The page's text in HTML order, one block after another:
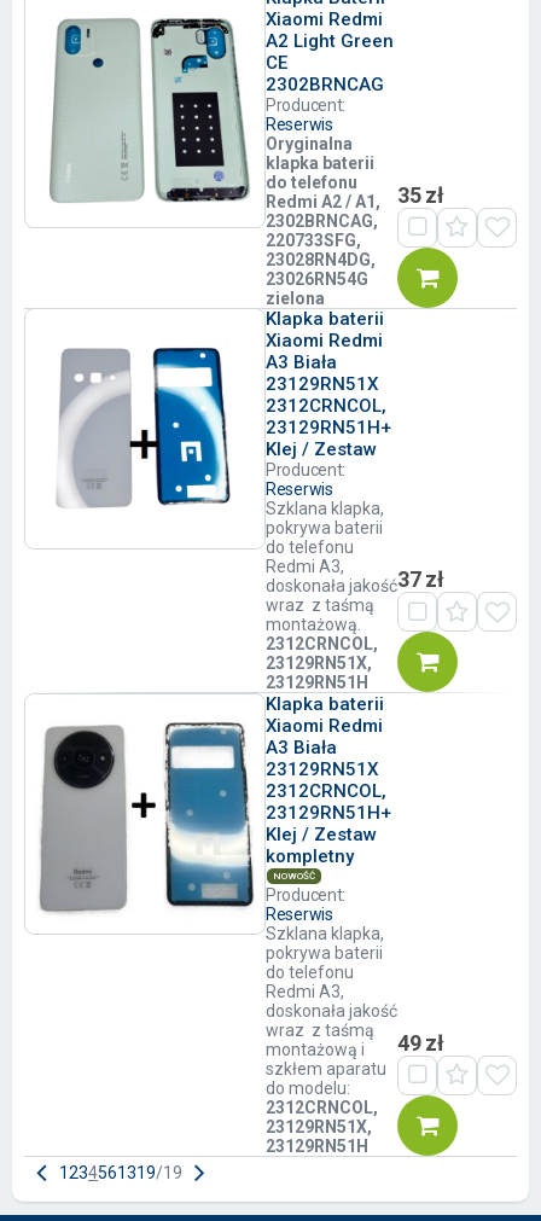
Xiaomi Redmi
A2 Light Green
CE
2302BRNCAG
Producent:
Reserwis
Oryginalna
klapka baterii
do telefonu
Redmi A2 / A1,
2302BRNCAG,
220733SFG,
23028RN4DG,
23026RN54G
zielona
35 zł
Klapka baterii
Xiaomi Redmi
A3 Biała
23129RN51X
2312CRNCOL,
23129RN51H+
Klej / Zestaw
Producent:
Reserwis
Szklana klapka,
pokrywa baterii
do telefonu
Redmi A3,
doskonała jakość
wraz z taśmą
montażową.
2312CRNCOL,
23129RN51X,
23129RN51H
37 zł
Klapka baterii
Xiaomi Redmi
A3 Biała
23129RN51X
2312CRNCOL,
23129RN51H+
Klej / Zestaw
kompletny
NOWOŚĆ
Producent:
Reserwis
Szklana klapka,
pokrywa baterii
do telefonu
Redmi A3,
doskonała jakość
wraz z taśmą
montażową i
szkłem aparatu
do modelu:
2312CRNCOL,
23129RN51X,
23129RN51H
49 zł
1234561319/19